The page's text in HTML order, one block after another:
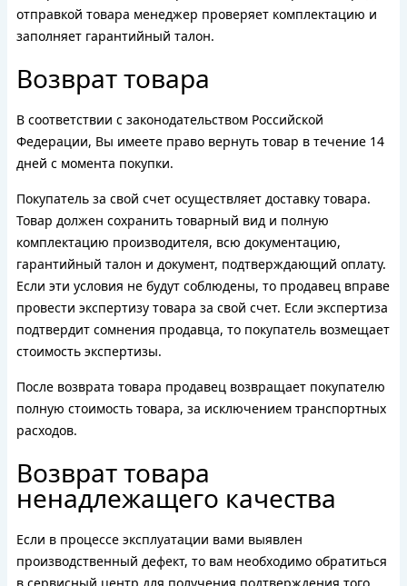
отправкой товара менеджер проверяет комплектацию и
заполняет гарантийный талон.
Возврат товара
В соответствии с законодательством Российской
Федерации, Вы имеете право вернуть товар в течение 14
дней с момента покупки.
Покупатель за свой счет осуществляет доставку товара.
Товар должен сохранить товарный вид и полную
комплектацию производителя, всю документацию,
гарантийный талон и документ, подтверждающий оплату.
Если эти условия не будут соблюдены, то продавец вправе
провести экспертизу товара за свой счет. Если экспертиза
подтвердит сомнения продавца, то покупатель возмещает
стоимость экспертизы.
После возврата товара продавец возвращает покупателю
полную стоимость товара, за исключением транспортных
расходов.
Возврат товара
ненадлежащего качества
Если в процессе эксплуатации вами выявлен
производственный дефект, то вам необходимо обратиться